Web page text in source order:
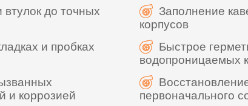
до точных
и пробках
и коррозией
Заполнение
корпусов
Быстрое
водопроницаемых
первоначального